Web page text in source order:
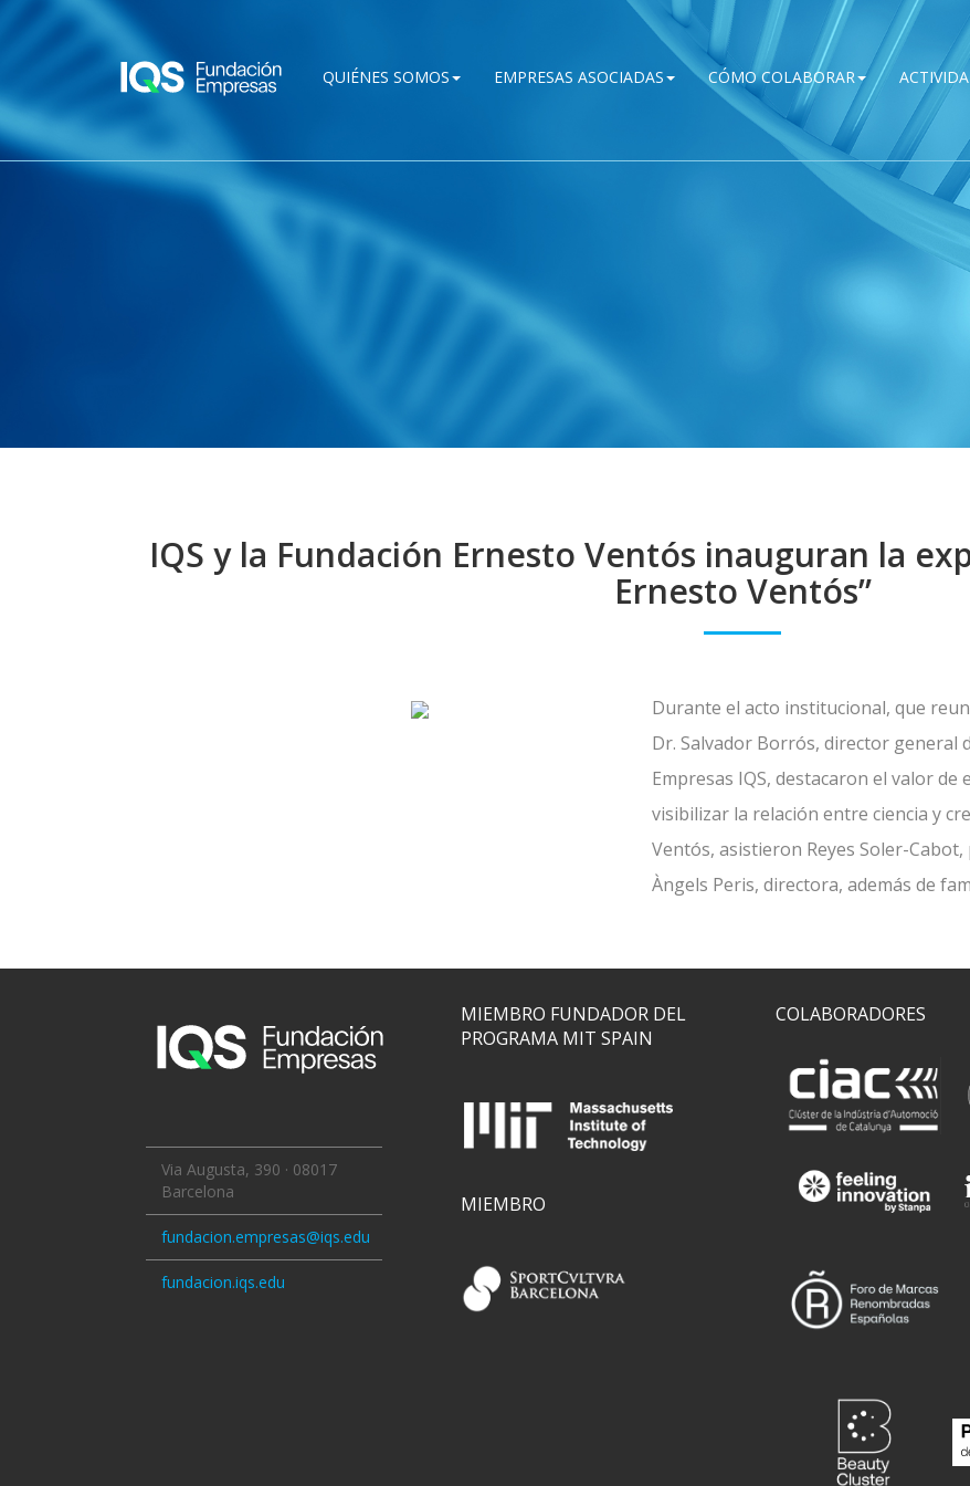
Pasar al contenido principal
QUIÉNES SOMOS EMPRESAS ASOCIADAS CÓMO COLABORAR
IQS y la Fundación Ernesto Ventós inauguran la
Ernesto Ventós”
Durante el acto institucional, que
Dr. Salvador Borrós, director general
Empresas IQS, destacaron el valor
visibilizar la relación entre ciencia y
Ventós, asistieron Reyes Soler-
Àngels Peris, directora, además de
Via Augusta, 390 · 08017
Barcelona
fundacion.empresas@iqs.edu
fundacion.iqs.edu
MIEMBRO FUNDADOR DEL
PROGRAMA MIT SPAIN
MIEMBRO
COLABORADORES